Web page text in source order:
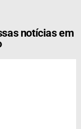
notícias em